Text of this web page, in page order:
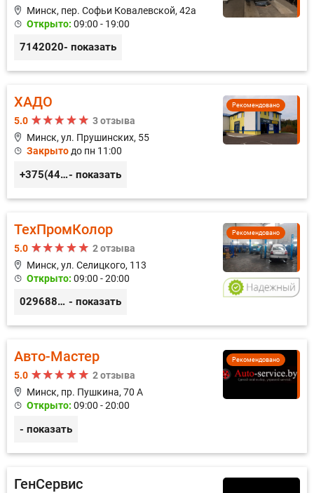
Минск, пер. Софьи Ковалевской, 42а
Открыто: 09:00 - 19:00
7142020- показать
Рекомендовано
ХАДО
5.0
3 отзыва
Минск, ул. Прушинских, 55
Закрыто до пн 11:00
+375(44) 559-27-77- показать
Рекомендовано
ТехПромКолор
5.0
2 отзыва
Минск, ул. Селицкого, 113
Открыто: 09:00 - 20:00
0296889898 - показать
Рекомендовано
Авто-Мастер
5.0
2 отзыва
Минск, пр. Пушкина, 70 А
Открыто: 09:00 - 20:00
- показать
ГенСервис